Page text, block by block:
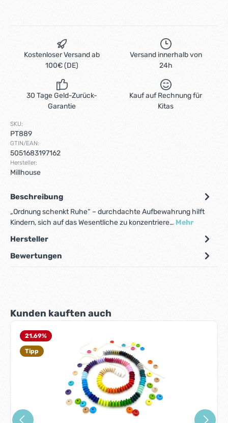
Kostenloser Versand ab
100€ (DE)
Versand innerhalb von
24h
30 Tage Geld-Zurück-
Garantie
Kauf auf Rechnung für
Kitas
SKU:
PT889
GTIN/EAN:
5051683197162
Hersteller:
Millhouse
Beschreibung
„Ordnung schenkt Ruhe“ – durchdachte Aufbewahrung hilft
Kindern, sich auf das Wesentliche zu konzentriere… Mehr
Hersteller
Bewertungen
Produktgalerie überspringen
Kunden kauften auch
21.69%
Tipp